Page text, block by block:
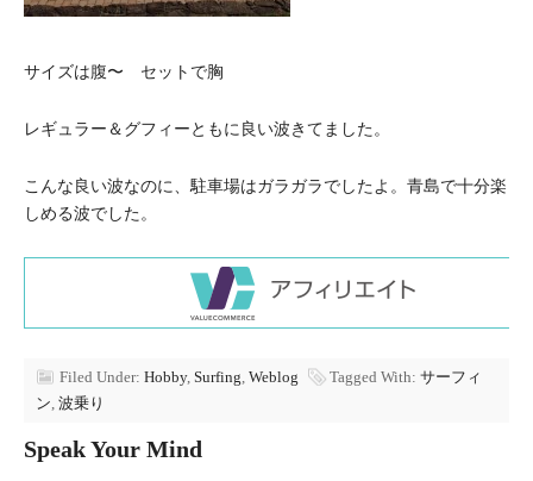
サイズは腹〜 セットで胸
レギュラー＆グフィーともに良い波きてました。
こんな良い波なのに、駐車場はガラガラでしたよ。青島で十分楽
しめる波でした。
Filed Under: Hobby, Surfing, Weblog Tagged With: サーフィ
ン, 波乗り
Speak Your Mind